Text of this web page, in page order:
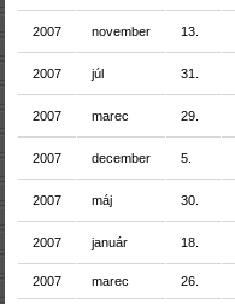
2007 november 13.
2007 júl 31.
2007 marec 29.
2007 december 5.
2007 máj 30.
2007 január 18.
2007 marec 26.